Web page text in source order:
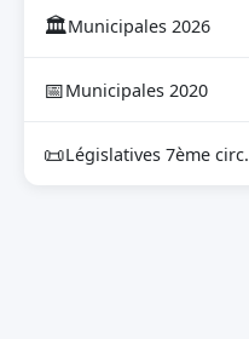
🏛Municipales 2026
📅Municipales 2020
📜Législatives 7ème circ.